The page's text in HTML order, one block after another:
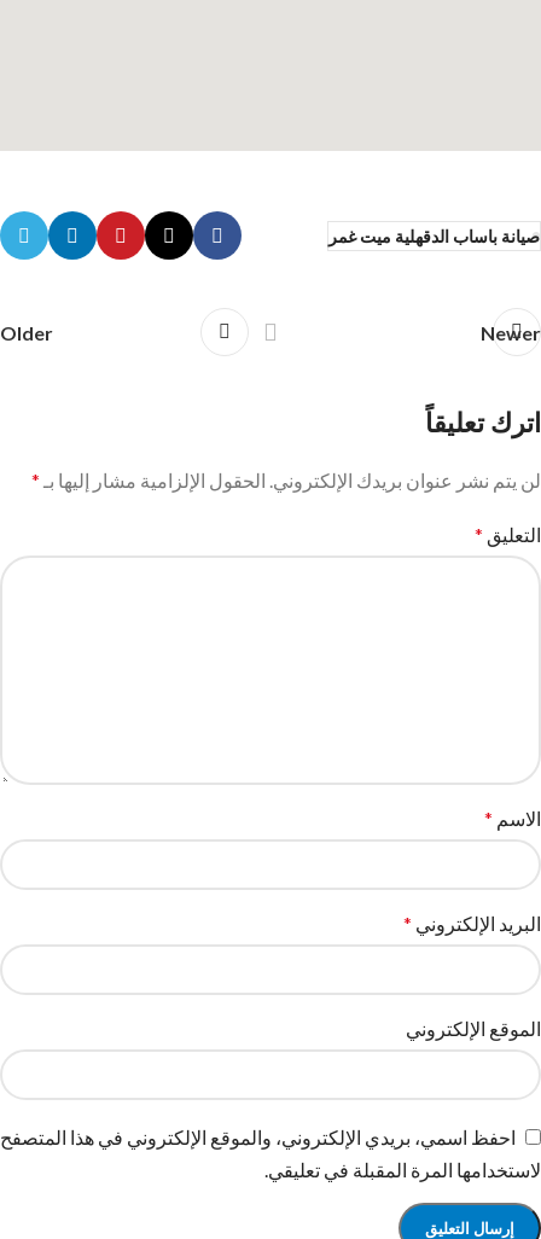
صيانة باساب الدقهلية ميت غمر
Newer
Older
اترك تعليقاً
لن يتم نشر عنوان بريدك الإلكتروني. الحقول الإلزامية مشار إليها بـ *
التعليق *
الاسم *
البريد الإلكتروني *
الموقع الإلكتروني
احفظ اسمي، بريدي الإلكتروني، والموقع الإلكتروني في هذا المتصفح
لاستخدامها المرة المقبلة في تعليقي.